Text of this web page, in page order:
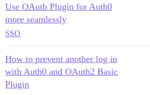
Use OAuth Plugin for Auth0
more seamlessly
SSO
How to prevent another log in
with Auth0 and OAuth2 Basic
Plugin